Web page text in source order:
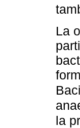
La
la